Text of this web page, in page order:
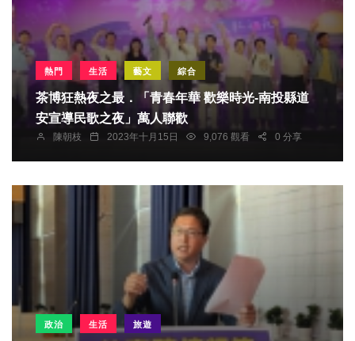
熱門 生活 藝文 綜合
茶博狂熱夜之最．「青春年華 歡樂時光-南投縣道
安宣導民歌之夜」萬人聯歡
陳朝枝 2023年十月15日 9,076 觀看 0 分享
政治 生活 旅遊